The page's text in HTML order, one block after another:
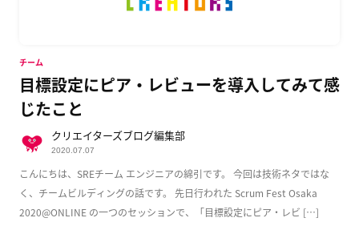
目標設定にピア・レビューを導入してみて感
じたこと
こんにちは、SREチーム エンジニアの綿引です。 今回は技術ネタではな
く、チームビルディングの話です。 先日行われた Scrum Fest Osaka
2020@ONLINE の一つのセッションで、「目標設定にピア・レビ […]
チーム
クリエイターズブログ編集部
2020.07.07